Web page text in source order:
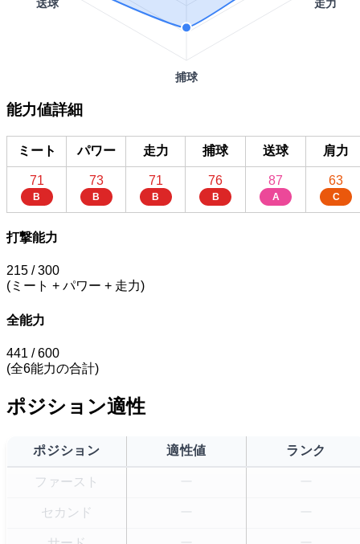
能力値詳細
ミート パワー 走力 捕球 送球 肩力
71
B
73
B
71
B
76
B
87
A
63
C
打撃能力
215 / 300
(ミート + パワー + 走力)
全能力
441 / 600
(全6能力の合計)
ポジション適性
ポジション 適性値 ランク
ファースト
セカンド